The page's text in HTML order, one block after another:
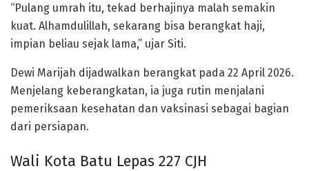
“Pulang umrah itu, tekad berhajinya malah semakin
kuat. Alhamdulillah, sekarang bisa berangkat haji,
impian beliau sejak lama,” ujar Siti.
Dewi Marijah dijadwalkan berangkat pada 22 April 2026.
Menjelang keberangkatan, ia juga rutin menjalani
pemeriksaan kesehatan dan vaksinasi sebagai bagian
dari persiapan.
Wali Kota Batu Lepas 227 CJH